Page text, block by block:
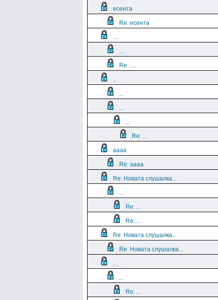
есента
Re: есента
....
....
Re: ....
...
...
...
...
Re: ...
aaaa
Re: aaaa
Re: Новата слушалка...
...
Re: ...
Re: ...
Re: Новата слушалка...
Re: Новата слушалка...
...
...
Re: ...